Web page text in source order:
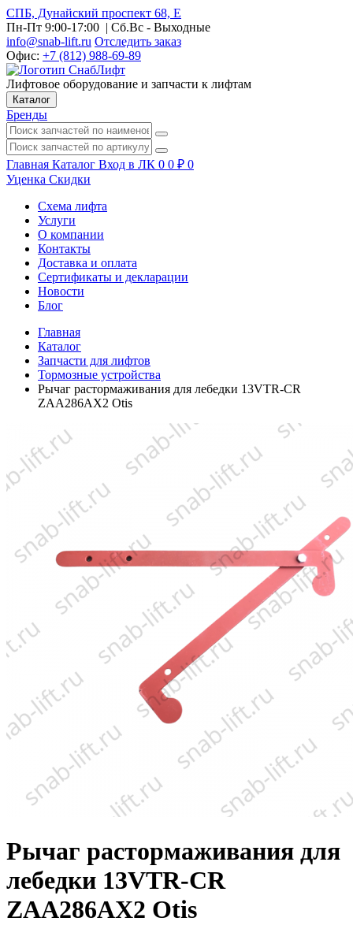
СПБ, Дунайский проспект 68, Е
Пн-Пт 9:00-17:00 | Сб.Вс - Выходные
info@snab-lift.ru Отследить заказ
Офис: +7 (812) 988-69-89
Лифтовое оборудование и запчасти к лифтам
Каталог
Бренды
Главная Каталог Вход в ЛК 0 0 ₽ 0
Уценка Скидки
Схема лифта
Услуги
О компании
Контакты
Доставка и оплата
Сертификаты и декларации
Новости
Блог
Главная
Каталог
Запчасти для лифтов
Тормозные устройства
Рычаг растормаживания для лебедки 13VTR-CR
ZAA286AX2 Otis
Рычаг растормаживания для
лебедки 13VTR-CR
ZAA286AX2 Otis